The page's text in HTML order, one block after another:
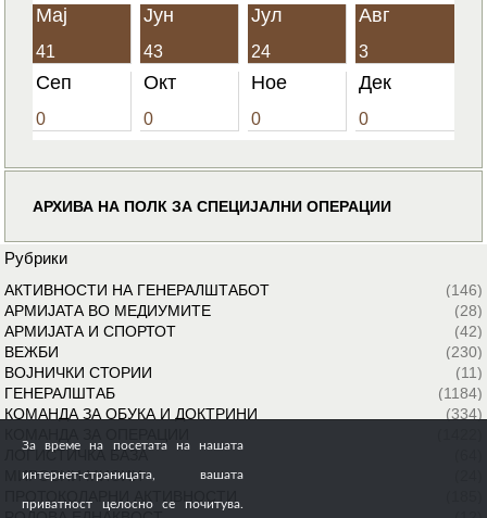
Мај
41
Јун
43
Јул
24
Авг
3
Сеп
0
Окт
0
Ное
0
Дек
0
АРХИВА НА ПОЛК ЗА СПЕЦИЈАЛНИ ОПЕРАЦИИ
Рубрики
АКТИВНОСТИ НА ГЕНЕРАЛШТАБОТ
(146)
АРМИЈАТА ВО МЕДИУМИТЕ
(28)
АРМИЈАТА И СПОРТОТ
(42)
ВЕЖБИ
(230)
ВОЈНИЧКИ СТОРИИ
(11)
ГЕНЕРАЛШТАБ
(1184)
КОМАНДА ЗА ОБУКА И ДОКТРИНИ
(334)
ЛОГИСТИЧКА БАЗА
МИРОВНИ МИСИИ
За време на посетата на нашата
интернет-страницата, вашата
приватност целосно се почитува.